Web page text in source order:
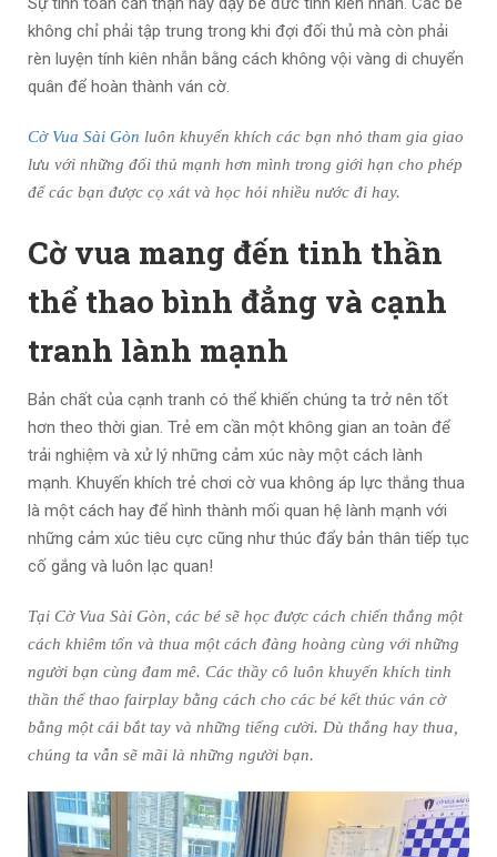
không chỉ phải tập trung trong khi đợi đối thủ mà còn phải
rèn luyện tính kiên nhẫn bằng cách không vội vàng di chuyển
quân để hoàn thành ván cờ.
Cờ Vua Sài Gòn luôn khuyến khích các bạn nhỏ tham gia giao
lưu với những đối thủ mạnh hơn mình trong giới hạn cho phép
để các bạn được cọ xát và học hỏi nhiều nước đi hay.
Cờ vua mang đến tinh thần
thể thao bình đẳng và cạnh
tranh lành mạnh
Bản chất của cạnh tranh có thể khiến chúng ta trở nên tốt
hơn theo thời gian. Trẻ em cần một không gian an toàn để
trải nghiệm và xử lý những cảm xúc này một cách lành
mạnh. Khuyến khích trẻ chơi cờ vua không áp lực thắng thua
là một cách hay để hình thành mối quan hệ lành mạnh với
những cảm xúc tiêu cực cũng như thúc đẩy bản thân tiếp tục
cố gắng và luôn lạc quan!
Tại Cờ Vua Sài Gòn, các bé sẽ học được cách chiến thắng một
cách khiêm tốn và thua một cách đàng hoàng cùng với những
người bạn cùng đam mê. Các thầy cô luôn khuyến khích tinh
thần thể thao fairplay bằng cách cho các bé kết thúc ván cờ
bằng một cái bắt tay và những tiếng cười. Dù thắng hay thua,
chúng ta vẫn sẽ mãi là những người bạn.